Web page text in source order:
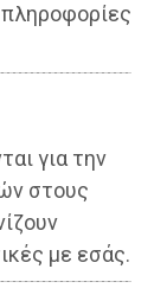
για την
στους
με εσάς.
Αττική;